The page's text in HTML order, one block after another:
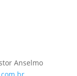
Anselmo